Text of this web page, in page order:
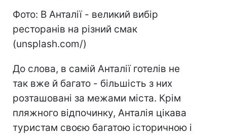
Фото: В Анталії - великий вибір
ресторанів на різний смак
(unsplash.com/)
До слова, в самій Анталії готелів не
так вже й багато - більшість з них
розташовані за межами міста. Крім
пляжного відпочинку, Анталія цікава
туристам своєю багатою історичною і